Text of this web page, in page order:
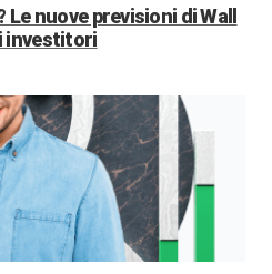
nuove previsioni di Wall
investitori